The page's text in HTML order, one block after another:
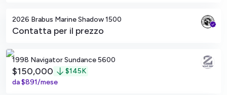
2026 Brabus Marine Shadow 1500
Contatta per il prezzo
1998 Navigator Sundance 5600
$150,000 $145K
da$891/mese
San Diego, California
San Diego, California